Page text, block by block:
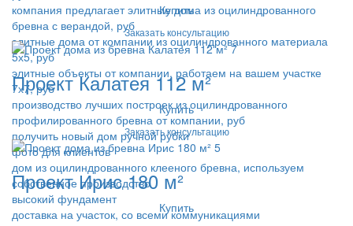
компания предлагает элитные дома из оцилиндрованного
бревна с верандой, руб
элитные дома от компании из оцилиндрованного материала
5х5, руб
элитные объекты от компании, работаем на вашем участке
7х7, руб
производство лучших построек из оцилиндрованного
профилированного бревна от компании, руб
получить новый дом ручной рубки
фото для клиентов
дом из оцилиндрованного клееного бревна, используем
собственное производство
высокий фундамент
доставка на участок, со всеми коммуникациями
Купить
Заказать консультацию
Проект Калатея 112 м²
Купить
Заказать консультацию
Проект Ирис 180 м²
Купить